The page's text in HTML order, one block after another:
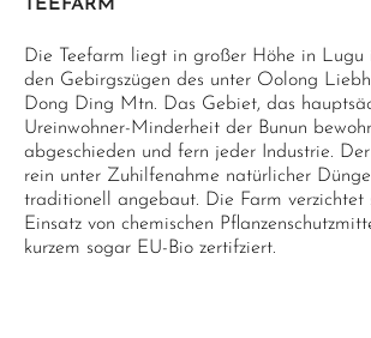
TEEFARM
Die Teefarm liegt in großer Höhe in
den Gebirgszügen des unter Oolong
Dong Ding Mtn. Das Gebiet, das
Ureinwohner-Minderheit der Bunun
abgeschieden und fern jeder Industrie.
rein unter Zuhilfenahme natürlicher
traditionell angebaut. Die Farm verzichtet
Einsatz von chemischen
kurzem sogar EU-Bio zertifziert.